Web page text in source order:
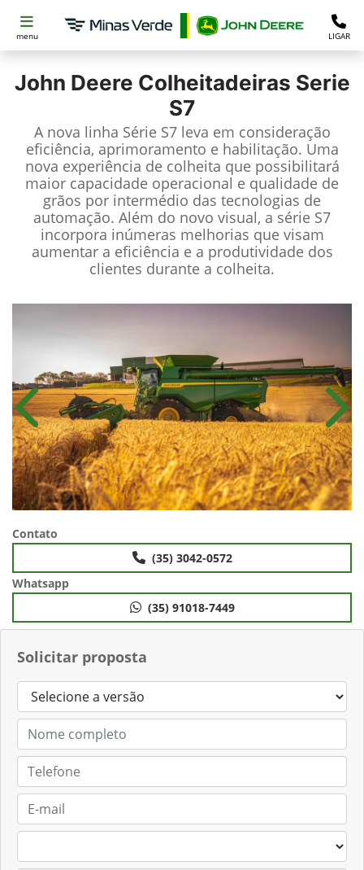
menu LIGAR
John Deere Colheitadeiras Serie
S7
A nova linha Série S7 leva em consideração
eficiência, aprimoramento e habilitação. Uma
nova experiência de colheita que possibilitará
maior capacidade operacional e qualidade de
grãos por intermédio das tecnologias de
automação. Além do novo visual, a série S7
incorpora inúmeras melhorias que visam
aumentar a eficiência e a produtividade dos
clientes durante a colheita.
Solicitar proposta
Anterior
Contato
(35) 3042-0572
Whatsapp
(35) 91018-7449